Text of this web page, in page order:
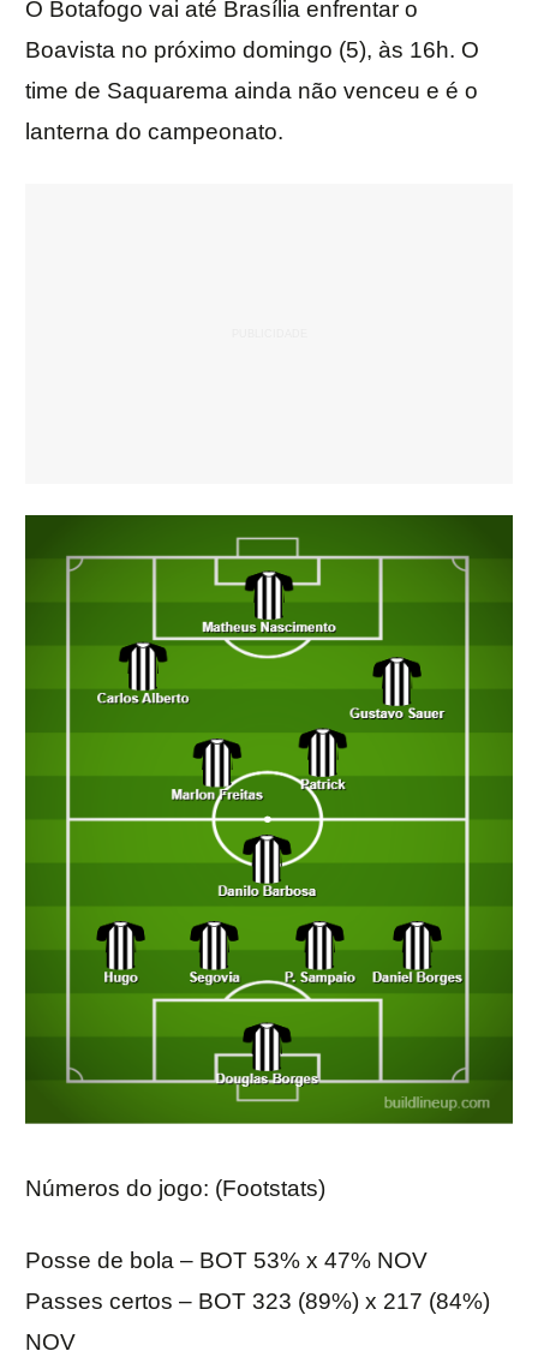
O Botafogo vai até Brasília enfrentar o
Boavista no próximo domingo (5), às 16h. O
time de Saquarema ainda não venceu e é o
lanterna do campeonato.
Números do jogo: (Footstats)
Posse de bola – BOT 53% x 47% NOV
Passes certos – BOT 323 (89%) x 217 (84%)
NOV